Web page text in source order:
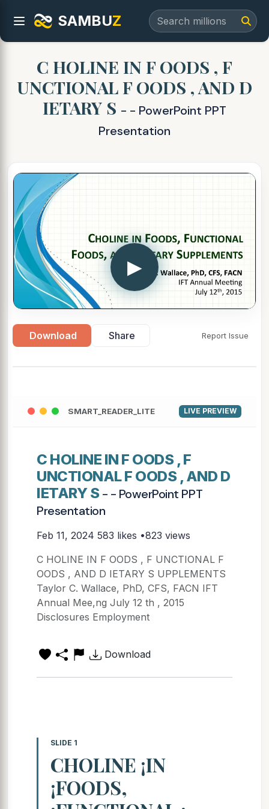
SAMBUZ
C HOLINE IN F OODS , F
UNCTIONAL F OODS , AND D
IETARY S - - PowerPoint PPT
Presentation
▶
Download Share Report Issue
SMART_READER_LITE LIVE PREVIEW
C HOLINE IN F OODS , F
UNCTIONAL F OODS , AND D
IETARY S- - PowerPoint PPT
Presentation
Feb 11, 2024 583 likes •823 views
C HOLINE IN F OODS , F UNCTIONAL F
OODS , AND D IETARY S UPPLEMENTS
Taylor C. Wallace, PhD, CFS, FACN IFT
Annual Mee,ng July 12 th , 2015
Disclosures Employment
Download
SLIDE 1
CHOLINE ¡IN
¡FOODS,